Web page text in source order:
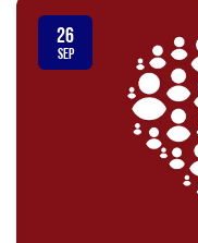
26
SEP